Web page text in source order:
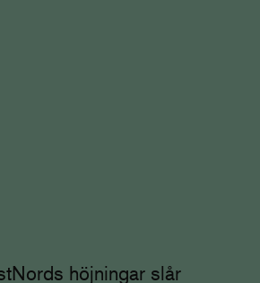
höjningar slår